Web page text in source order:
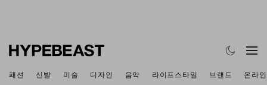
패션 신발 미술 디자인 음악 라이프스타일 브랜드 온라